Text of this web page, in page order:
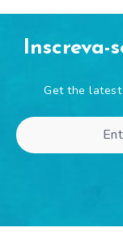
Inscreva-
Get the